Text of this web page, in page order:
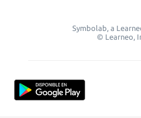
Symbolab, a
© Learneo,